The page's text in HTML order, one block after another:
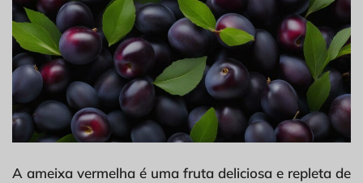
A ameixa vermelha é uma fruta deliciosa e repleta de